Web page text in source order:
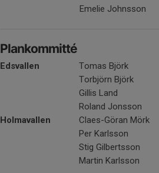
Emelie Johnsson
Plankommitté
Edsvallen Tomas Björk
Torbjörn Björk
Gillis Land
Roland Jonsson
Holmavallen
Claes-Göran Mörk
Per Karlsson
Stig Gilbertsson
Martin Karlsson